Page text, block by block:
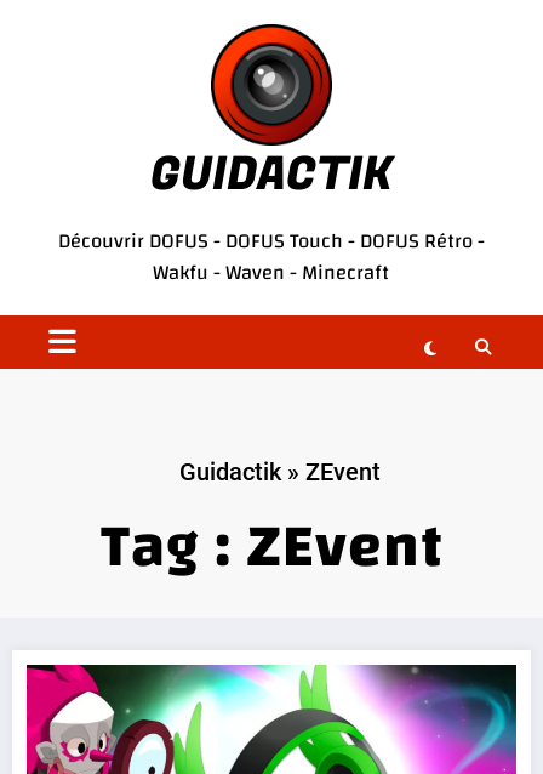
GUIDACTIK
DécouvrirDOFUS-DOFUS Touch-DOFUS Rétro-
Wakfu-Waven-Minecraft
Guidactik» ZEvent
Tag : ZEvent